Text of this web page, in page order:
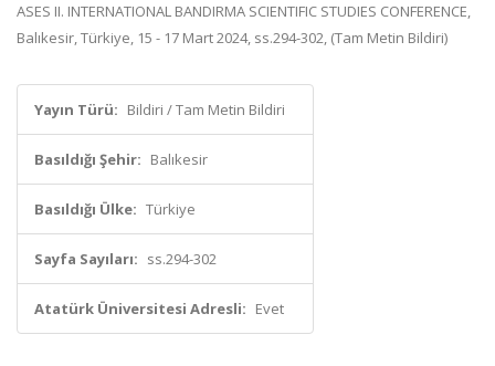
ASES II. INTERNATIONAL BANDIRMA SCIENTIFIC STUDIES CONFERENCE,
Balıkesir, Türkiye, 15 - 17 Mart 2024, ss.294-302, (Tam Metin Bildiri)
Yayın Türü: Bildiri / Tam Metin Bildiri
Basıldığı Şehir: Balıkesir
Basıldığı Ülke: Türkiye
Sayfa Sayıları: ss.294-302
Atatürk Üniversitesi Adresli: Evet